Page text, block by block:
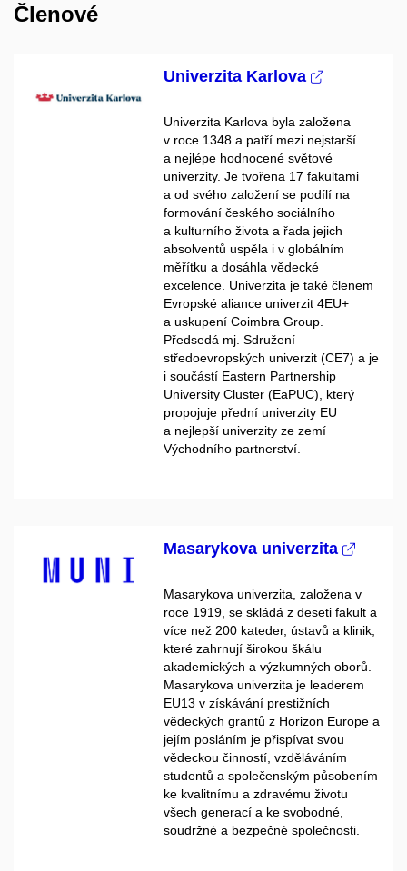
Členové
Univerzita Karlova
Univerzita Karlova byla založena
v roce 1348 a patří mezi nejstarší
a nejlépe hodnocené světové
univerzity. Je tvořena 17 fakultami
a od svého založení se podílí na
formování českého sociálního
a kulturního života a řada jejich
absolventů uspěla i v globálním
měřítku a dosáhla vědecké
excelence. Univerzita je také členem
Evropské aliance univerzit 4EU+
a uskupení Coimbra Group.
Předsedá mj. Sdružení
středoevropských univerzit (CE7) a je
i součástí Eastern Partnership
University Cluster (EaPUC), který
propojuje přední univerzity EU
a nejlepší univerzity ze zemí
Východního partnerství.
Masarykova univerzita
Masarykova univerzita, založena v
roce 1919, se skládá z deseti fakult a
více než 200 kateder, ústavů a klinik,
které zahrnují širokou škálu
akademických a výzkumných oborů.
Masarykova univerzita je leaderem
EU13 v získávání prestižních
vědeckých grantů z Horizon Europe a
jejím posláním je přispívat svou
vědeckou činností, vzděláváním
studentů a společenským působením
ke kvalitnímu a zdravému životu
všech generací a ke svobodné,
soudržné a bezpečné společnosti.